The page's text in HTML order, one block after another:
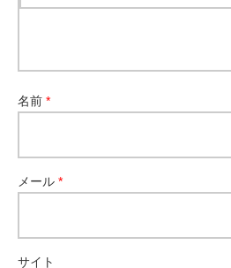
名前 *
メール *
サイト